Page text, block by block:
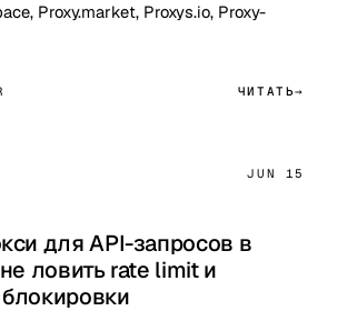
Proxy.market, Proxys.io, Proxy-
ЧИТАТЬ
JUN 15
для API-запросов в
ловить rate limit и